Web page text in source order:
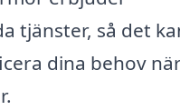
tjänster, så det
dina behov